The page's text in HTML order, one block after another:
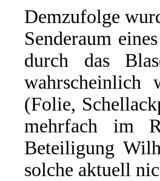
Demzufolge
Senderaum
durch das
wahrscheinlich
(Folie,
mehrfach im
Beteiligung
solche aktuell